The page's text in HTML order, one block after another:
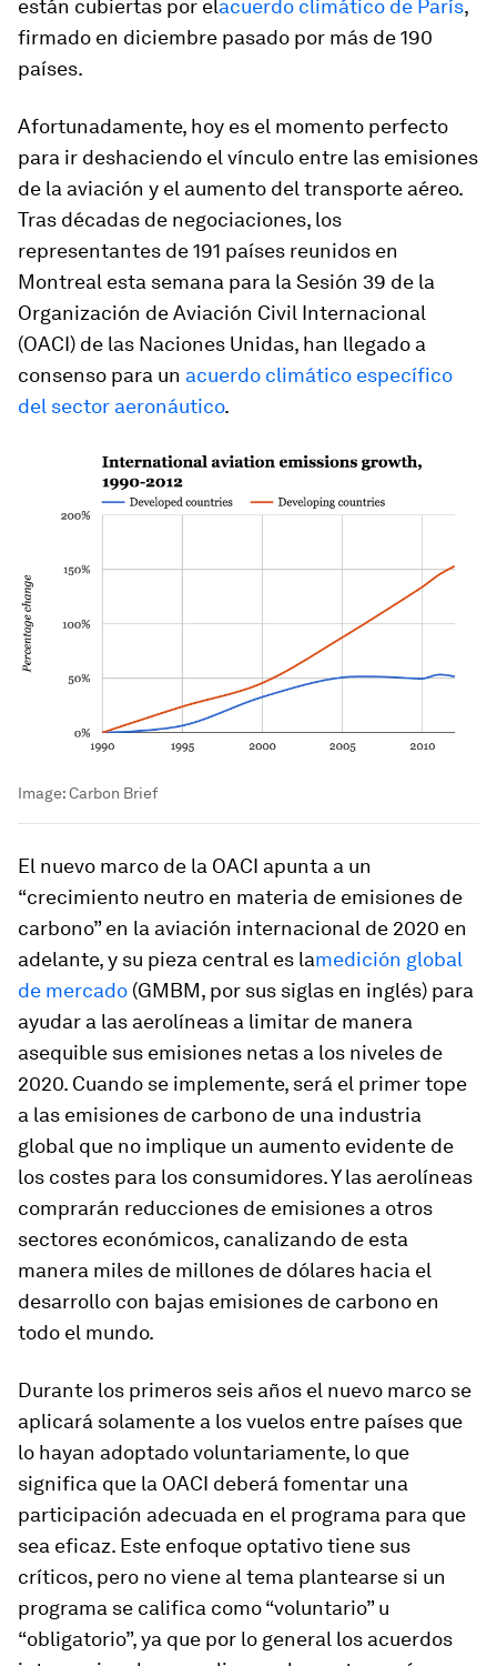
están cubiertas por elacuerdo climático de París,
firmado en diciembre pasado por más de 190
países.
Afortunadamente, hoy es el momento perfecto
para ir deshaciendo el vínculo entre las emisiones
de la aviación y el aumento del transporte aéreo.
Tras décadas de negociaciones, los
representantes de 191 países reunidos en
Montreal esta semana para la Sesión 39 de la
Organización de Aviación Civil Internacional
(OACI) de las Naciones Unidas, han llegado a
consenso para un acuerdo climático específico
del sector aeronáutico.
Image:Carbon Brief
El nuevo marco de la OACI apunta a un
“crecimiento neutro en materia de emisiones de
carbono” en la aviación internacional de 2020 en
adelante, y su pieza central es lamedición global
de mercado (GMBM, por sus siglas en inglés) para
ayudar a las aerolíneas a limitar de manera
asequible sus emisiones netas a los niveles de
2020. Cuando se implemente, será el primer tope
a las emisiones de carbono de una industria
global que no implique un aumento evidente de
los costes para los consumidores. Y las aerolíneas
comprarán reducciones de emisiones a otros
sectores económicos, canalizando de esta
manera miles de millones de dólares hacia el
desarrollo con bajas emisiones de carbono en
todo el mundo.
Durante los primeros seis años el nuevo marco se
aplicará solamente a los vuelos entre países que
lo hayan adoptado voluntariamente, lo que
significa que la OACI deberá fomentar una
participación adecuada en el programa para que
sea eficaz. Este enfoque optativo tiene sus
críticos, pero no viene al tema plantearse si un
programa se califica como “voluntario” u
“obligatorio”, ya que por lo general los acuerdos